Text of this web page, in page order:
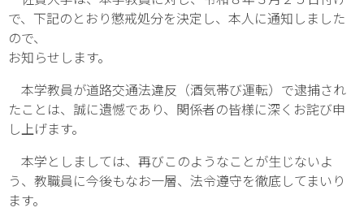
で、下記のとおり懲戒処分を決定し、本人に通知しました
ので、
お知らせします。
本学教員が道路交通法違反（酒気帯び運転）で逮捕され
たことは、誠に遺憾であり、関係者の皆様に深くお詫び申
し上げます。
本学としましては、再びこのようなことが生じないよ
う、教職員に今後もなお一層、法令遵守を徹底してまいり
ます。